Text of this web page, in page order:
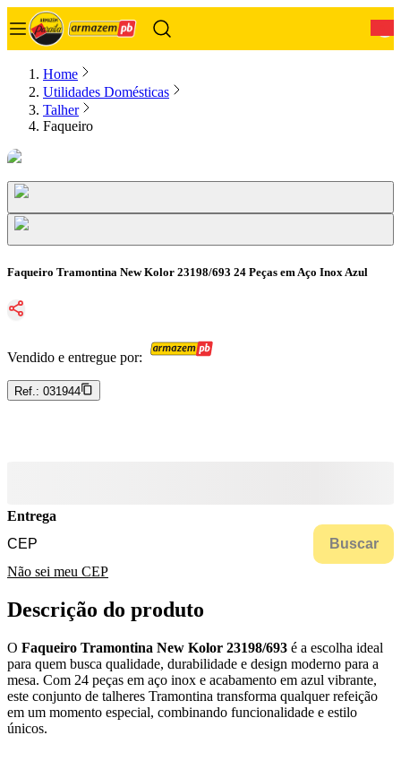
Home
Utilidades Domésticas
Talher
Faqueiro
Faqueiro Tramontina New Kolor 23198/693 24 Peças em Aço Inox Azul
Vendido e entregue por:
Ref.: 031944
Entrega
Buscar
Não sei meu CEP
Descrição do produto
O Faqueiro Tramontina New Kolor 23198/693 é a escolha ideal
para quem busca qualidade, durabilidade e design moderno para a
mesa. Com 24 peças em aço inox e acabamento em azul vibrante,
este conjunto de talheres Tramontina transforma qualquer refeição
em um momento especial, combinando funcionalidade e estilo
únicos.